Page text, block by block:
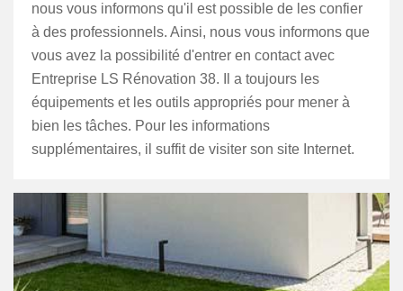
nous vous informons qu'il est possible de les confier
à des professionnels. Ainsi, nous vous informons que
vous avez la possibilité d'entrer en contact avec
Entreprise LS Rénovation 38. Il a toujours les
équipements et les outils appropriés pour mener à
bien les tâches. Pour les informations
supplémentaires, il suffit de visiter son site Internet.